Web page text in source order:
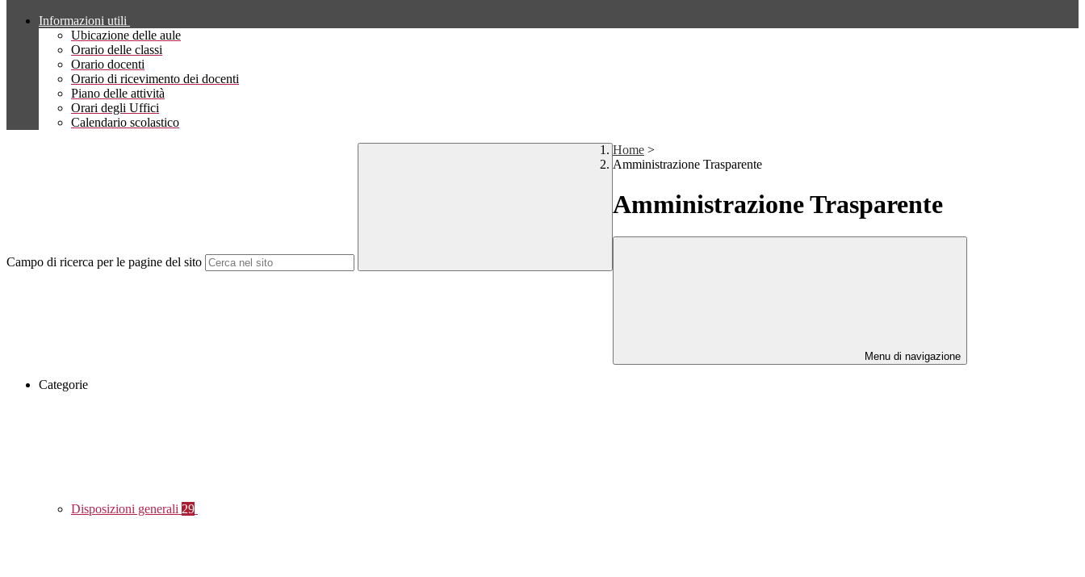
Informazioni utili
Ubicazione delle aule
Orario delle classi
Orario docenti
Orario di ricevimento dei docenti
Piano delle attività
Orari degli Uffici
Calendario scolastico
Campo di ricerca per le pagine del sito
Home >
Amministrazione Trasparente
Amministrazione Trasparente
Menu di navigazione
Categorie
Disposizioni generali 29